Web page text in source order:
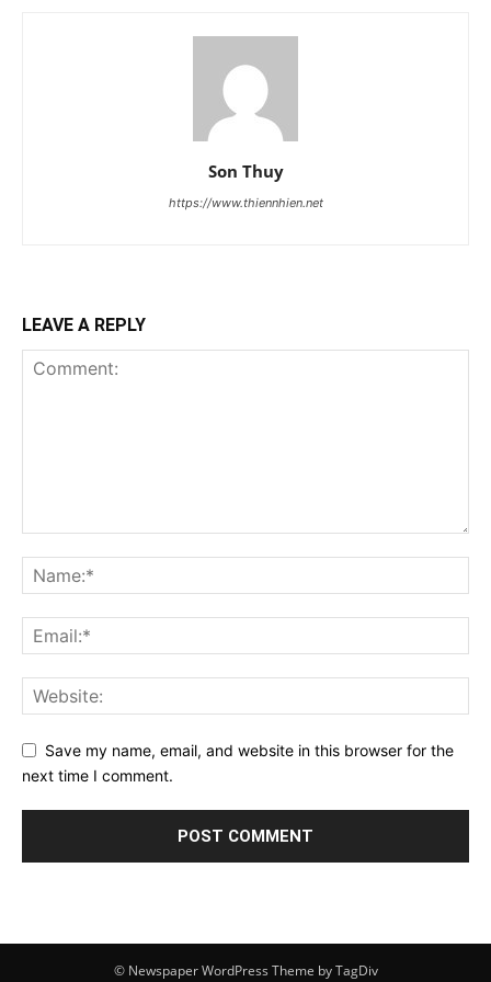
Son Thuy
https://www.thiennhien.net
LEAVE A REPLY
Save my name, email, and website in this browser for the
next time I comment.
© Newspaper WordPress Theme by TagDiv